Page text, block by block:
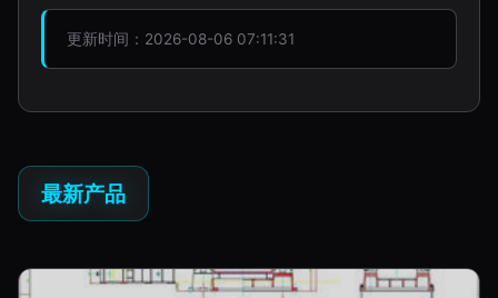
更新时间：2026-08-06 07:11:31
最新产品